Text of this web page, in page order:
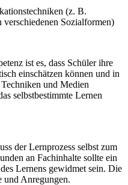
(z. B.
Sozialformen)
ist es, dass Schüler ihre
einschätzen können und in
und Medien
selbstbestimmte Lernen
der Lernprozess selbst zum
an Fachinhalte sollte ein
Lernens gewidmet sein. Die
und Anregungen.